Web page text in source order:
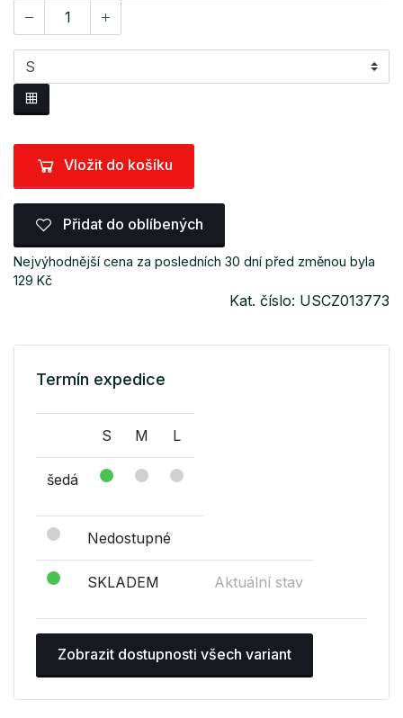
Vložit do košíku
Přidat do oblíbených
Nejvýhodnější cena za posledních 30 dní před změnou byla
129 Kč
Kat. číslo: USCZ013773
Termín expedice
S M L
šedá
Nedostupné
SKLADEM Aktuální stav
Zobrazit dostupnosti všech variant